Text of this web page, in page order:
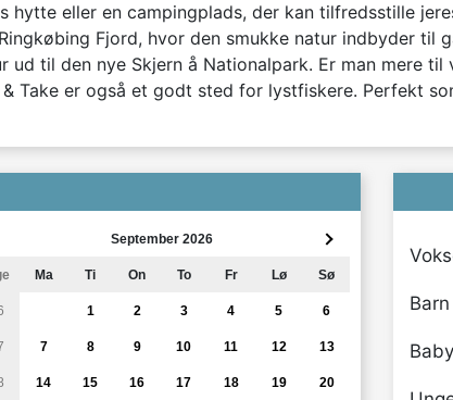
hytte eller en campingplads, der kan tilfredsstille
Fjord, hvor den smukke natur indbyder til
til den nye Skjern å Nationalpark. Er man mere
Take er også et godt sted for lystfiskere. Perfekt
September 2026
Ma Ti On To Fr Lø Sø
1 2 3 4 5 6
7 8 9 10 11 12 13
14 15 16 17 18 19 20